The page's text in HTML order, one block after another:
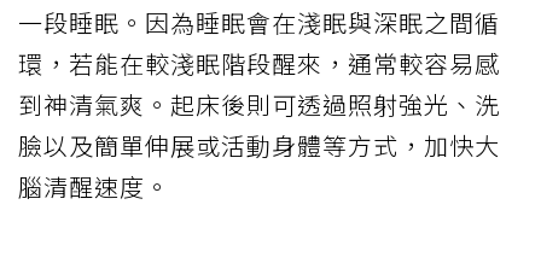
一段睡眠。因為睡眠會在淺眠與深眠之間循
環，若能在較淺眠階段醒來，通常較容易感
到神清氣爽。起床後則可透過照射強光、洗
臉以及簡單伸展或活動身體等方式，加快大
腦清醒速度。